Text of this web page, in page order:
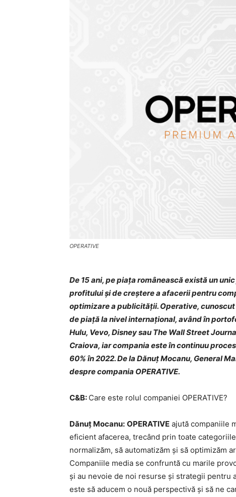
OPERATIVE
De 15 ani, pe piața românească există un
profitului și de creștere a afacerii pentru
optimizare a publicității. Operative,
de piață la nivel internațional, având în
Hulu, Vevo, Disney sau The Wall Street
Craiova, iar compania este în continuu
60% în 2022. De la Dănuț Mocanu, General
despre compania OPERATIVE.
C&B: Care este rolul companiei OPERATIVE?
Dănuț Mocanu: OPERATIVE ajută companiile
eficient afacerea, trecând prin toate
normalizăm, să automatizăm și să optimizăm
Companiile media se confruntă cu marile
și au nevoie de noi resurse și strategii pentru
este să aducem o nouă perspectivă și să ne